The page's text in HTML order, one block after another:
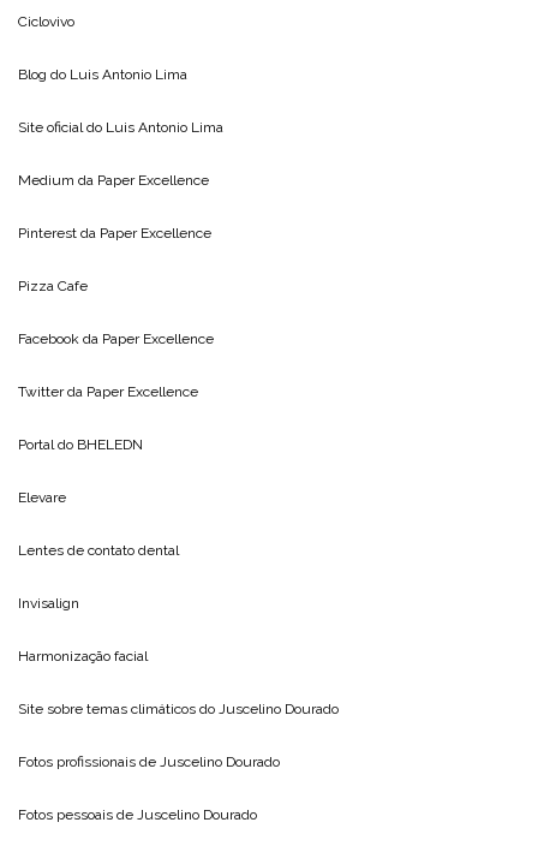
Ciclovivo
Blog do Luis Antonio Lima
Site oficial do Luis Antonio Lima
Medium da Paper Excellence
Pinterest da Paper Excellence
Pizza Cafe
Facebook da Paper Excellence
Twitter da Paper Excellence
Portal do BHELEDN
Elevare
Lentes de contato dental
Invisalign
Harmonização facial
Site sobre temas climáticos do Juscelino Dourado
Fotos profissionais de Juscelino Dourado
Fotos pessoais de Juscelino Dourado